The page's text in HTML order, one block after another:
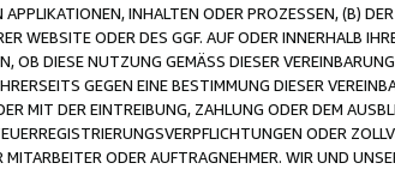
INHALTEN ODER PROZESSEN, (B)
WEBSITE ODER DES GGF. AUF ODER INNERHALB
DIESE NUTZUNG GEMÄSS DIESER
GEGEN EINE BESTIMMUNG DIESER
MIT DER EINTREIBUNG, ZAHLUNG ODER DEM
ODER
ODER AUFTRAGNEHMER. WIR UND